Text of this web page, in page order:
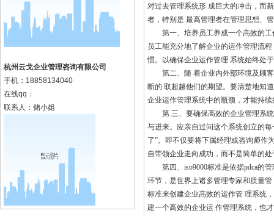
杭州云戈企业管理咨询有限公司
手机： 18858134040
在线qq：
联系人：储小姐
对过去管理系统形 成巨大的冲击，而
者，特别是 最高管理者在管理思想、
第一、培养员工养成一个高效的工
员工能充分地了解企业的运作管理流
惯。以确保企业运作管理 系统始终处
第二、随 着企业内外部环境及顾客
断的 取超越他们的期望。要清楚地知
企业运作管理系统中的瓶颈，才能持
第 三、要确保高效的企业管理系统
与进来。应亲自过问这个系统创立的
了”。即不仅要将下属经理或咨询师作
自带领企业走向成功，而不是简单的
第四、iso9000标准是依据pdca的管
环节，是世界上诸多管理专家和质量
标准来创建企业高效的运作管 理系统
建一个高效的企业运 作管理系统，也